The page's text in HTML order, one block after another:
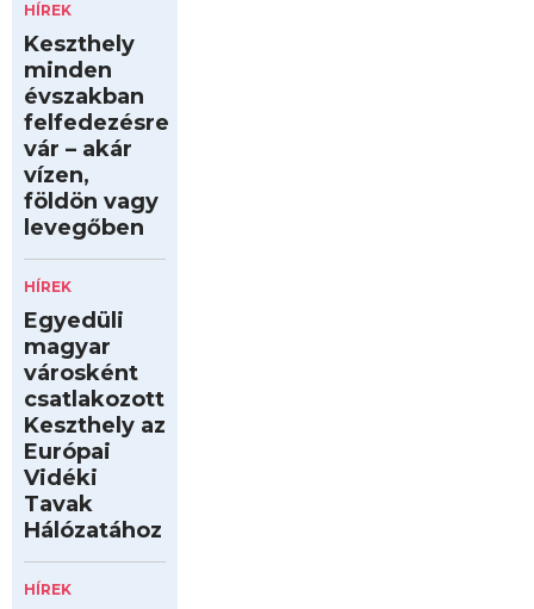
HÍREK
Keszthely
minden
évszakban
felfedezésre
vár – akár
vízen,
földön vagy
levegőben
HÍREK
Egyedüli
magyar
városként
csatlakozott
Keszthely az
Európai
Vidéki
Tavak
Hálózatához
HÍREK